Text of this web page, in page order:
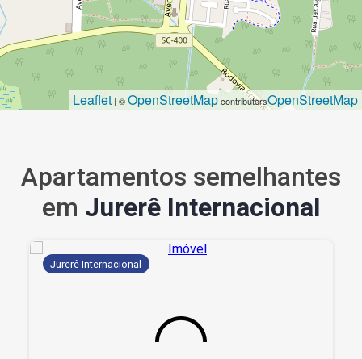
Leaflet | ©OpenStreetMapcontributorsOpenStreetMap
Apartamentos semelhantes
em Jurerê Internacional
Jurerê Internacional